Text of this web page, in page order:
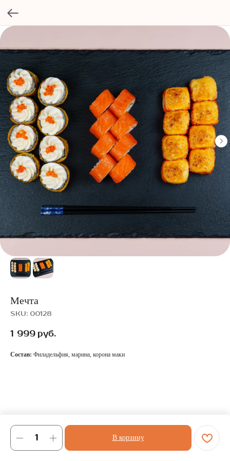
Мечта
SKU: 00128
1 999 руб.
В корзину
Состав: Филадельфия, марина, корона маки